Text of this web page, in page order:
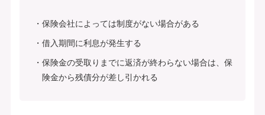
保険会社によっては制度がない場合がある
借入期間に利息が発生する
保険金の受取りまでに返済が終わらない場合は、保
険金から残債分が差し引かれる